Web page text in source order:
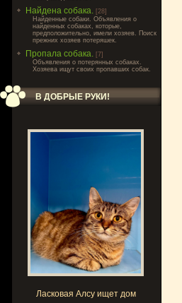
Найдена собака. [28]
Найденные собаки. Объявления о
найденных собаках, которые,
предположительно, имели хозяев. Поиск
прежних хозяев потеряшек.
Пропала собака. [7]
Объявления о потерянных собаках.
Хозяева ищут своих пропавших собак.
В ДОБРЫЕ РУКИ!
Ласковая Алсу ищет дом